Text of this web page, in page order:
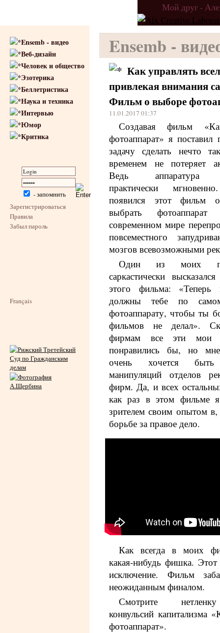
Мой друг -
Ensemb - видео
Веб-дизайн
Человек и общество
Эзотерика
Беллетристика
Наука и техника
Интервью
Юмор
Критика
- запомнить
Зарегистрироваться
Правила
Забыл пароль
Français
Ensemb -
Как управлять
привлекая внимания
Фильм о выборе
11.01.2017 01:37
Создавая фильм
фотоаппарат» я поставил
задачу сделать нечто
временем не потеряет
Ведь аппаратура
практически
появился этот фильм
выбрать
современном мире
повсеместного
мозгов всевозможными
Один из моих
саркастически
этого фильма:
должны тебе по
фотоаппарату, чтобы ты
фильмов не делал».
фирмам все эти мои
понравились бы, но
очень хочется быть
манипуляций отделов
фирм. Да, и всех
как раз в этом фильме
зрителем своим опытом в,
борьбе за правое дело.
Как всегда в моих
какая-нибудь фишка.
исключение. Фильм
неожиданным финалом.
Смотрите
конвульсий капитализма
фотоаппарат».